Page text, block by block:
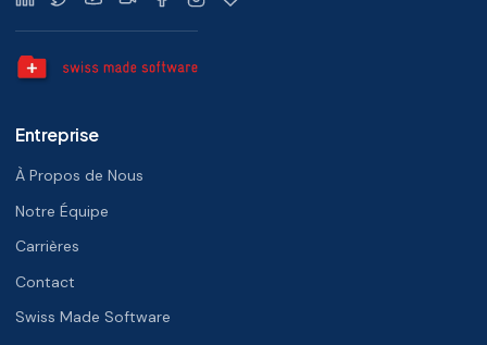
Entreprise
À Propos de Nous
Notre Équipe
Carrières
Contact
Swiss Made Software